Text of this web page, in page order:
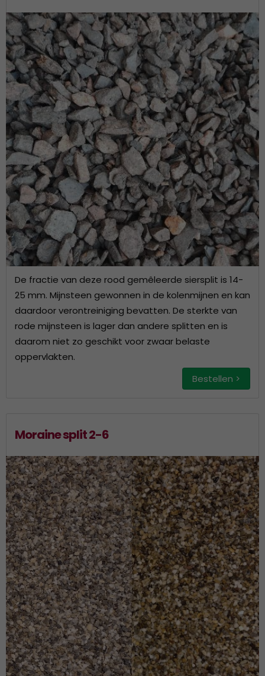
De fractie van deze rood gemêleerde siersplit is 14-
25 mm. Mijnsteen gewonnen in de kolenmijnen en kan
daardoor verontreiniging bevatten. De sterkte van
rode mijnsteen is lager dan andere splitten en is
daarom niet zo geschikt voor zwaar belaste
oppervlakten.
Bestellen >
Moraine split 2-6